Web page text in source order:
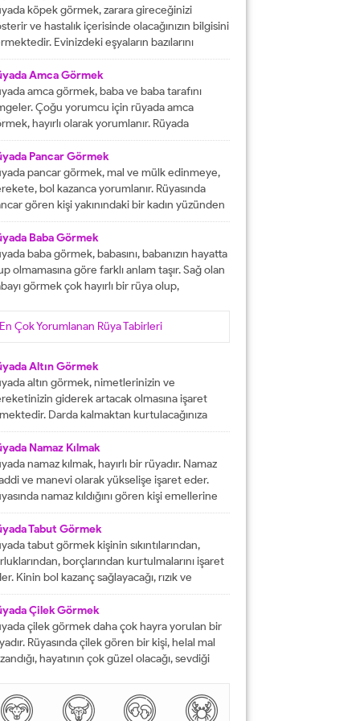
olmasına işaret etmektedir. İşlerinizin
gideceğini gösterirken, ömür boyu
olan konforlu bir hayatın varlığına delalet
Ağız tadınızı bozan faktörleri...
köpek görmek, zarara gireceğinizi
ve hastalık içerisinde olacağınızın bilgisini
Evinizdeki eşyaların bazılarını
delalet etmektedir. Kuvvetsiz
durumun içerisinde kalacağınızın ve rahatsızlık
olacağınızın haberini vermektedir.
dönemlerin içerisinde olacağınızın
verir ve kendinizi başarısız
işaret olacaktır. Diğer yandan ise
yapacak olan kişilerden dolayı başınızın...
Amca Görmek
amca görmek, baba ve baba tarafını
Çoğu yorumcu için rüyada amca
hayırlı olarak yorumlanır. Rüyada
gören kişi, kısa süre içerisinde
çözüp, huzura kavuşacak demektir.
bu rüyayı gören kişinin sağlık sıkıntıları varsa,
çözüme ulaşacak olarak yorumlanır. İşsiz
kişinin bu rüyayı görmesi hayırlı iş
Pancar Görmek
pancar görmek, mal ve mülk edinmeye,
bol kazanca yorumlanır. Rüyasında
gören kişi yakınındaki bir kadın yüzünden
düşebilir, acı haber alabilir, başına gelecek
üzüntüye ve kedere tabir edilebilir. Bekar
rüyasında pancar görürse, yakın zamanda
yada evlenir. Evli birisinin gördüğü
rüyası, eşiyle kavgaya yada ayrılığa...
Baba Görmek
baba görmek, babasını, babanızın hayatta
olmamasına göre farklı anlam taşır. Sağ olan
görmek çok hayırlı bir rüya olup,
veren veren en değerli varlıklar, kişinin
etmiş ise ihtiyacı olanlara yardım etmesi
En Çok Yorumlanan Rüya Tabirleri
Altın Görmek
altın görmek, nimetlerinizin ve
giderek artacak olmasına işaret
Darda kalmaktan kurtulacağınıza
eder ve engelleri yok edeceğinizi
İyi bir hayata sahip olmanızın
tüm pürüzlerin yok olacağını işaret
Emeklerinizin heba olmayacağını
rüyalardan birisi şeklinde
Rüyada altın bileklik görmek,
giderek artacak olmasına delalet
Namaz Kılmak
namaz kılmak, hayırlı bir rüyadır. Namaz
ve manevi olarak yükselişe işaret eder.
namaz kıldığını gören kişi emellerine
zamanda ulaşır. Namaz, rüya da olsa kişinin
güçleneceğini ve Allah tarafından
bir kişi olduğunu gösterir. Rüyalarımızda
çoğunlukla gerçek hayatla birebir
Rüyalarımızda...
Tabut Görmek
tabut görmek kişinin sıkıntılarından,
borçlarından kurtulmalarını işaret
Kinin bol kazanç sağlayacağı, rızık ve
anlamına gelir. Rüya sırasında tabut
aynı zaman da kişinin bahtının ve
kapanmış olduğunu ifade eder. Rüyada
görmek aynı zamanda kişinin yol hazırlığına
anlamına gelir....
Çilek Görmek
çilek görmek daha çok hayra yorulan bir
Rüyasında çilek gören bir kişi, helal mal
hayatının çok güzel olacağı, sevdiği
çoğunlukla aşkı ve tutkuyu da delalet eder.